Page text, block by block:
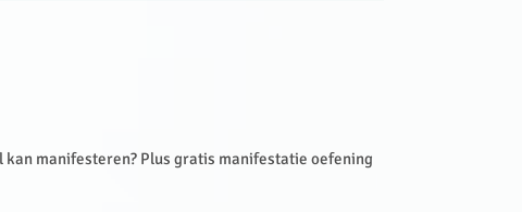
manifesteren? Plus gratis manifestatie oefening